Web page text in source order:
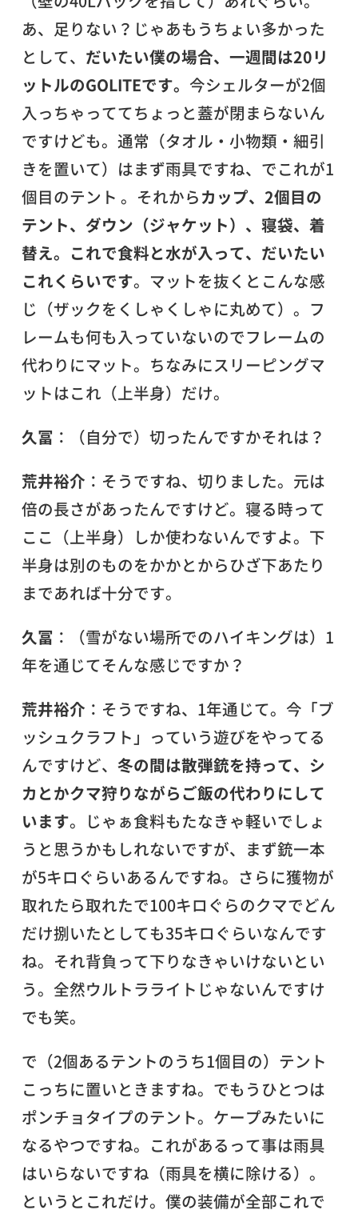
あ、足りない？じゃあもうちょい多かった
として、 だいたい僕の場合、一週間は20リ
ットルのGOLITEです。 今シェルターが2個
入っちゃっててちょっと蓋が閉まらないん
ですけども。通常（タオル・小物類・細引
きを置いて）はまず雨具ですね、でこれが1
個目のテント 。それからカップ、2個目の
テント、ダウン（ジャケット）、寝袋、着
替え。これで食料と水が入って、だいたい
これくらいです。マットを抜くとこんな感
じ（ザックをくしゃくしゃに丸めて）。フ
レームも何も入っていないのでフレームの
代わりにマット。ちなみにスリーピングマ
ットはこれ（上半身）だけ。
久冨 ：（自分で）切ったんですかそれは？
荒井裕介 ：そうですね、切りました。元は
倍の長さがあったんですけど。寝る時って
ここ（上半身）しか使わないんですよ。下
半身は別のものをかかとからひざ下あたり
まであれば十分です。
久冨 ：（雪がない場所でのハイキングは）1
年を通じてそんな感じですか？
荒井裕介 ：そうですね、1年通じて。今「ブ
ッシュクラフト」っていう遊びをやってる
んですけど、冬の間は散弾銃を持って、シ
カとかクマ狩りながらご飯の代わりにして
います。じゃぁ食料もたなきゃ軽いでしょ
うと思うかもしれないですが、まず銃一本
が5キロぐらいあるんですね。さらに獲物が
取れたら取れたで100キロぐらのクマでどん
だけ捌いたとしても35キロぐらいなんです
ね。それ背負って下りなきゃいけないとい
う。全然ウルトラライトじゃないんですけ
でも笑。
で（2個あるテントのうち1個目の）テント
こっちに置いときますね。でもうひとつは
ポンチョタイプのテント。ケープみたいに
なるやつですね。これがあるって事は雨具
はいらないですね（雨具を横に除ける）。
というとこれだけ。僕の装備が全部これで